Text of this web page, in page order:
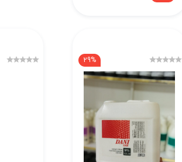
29%